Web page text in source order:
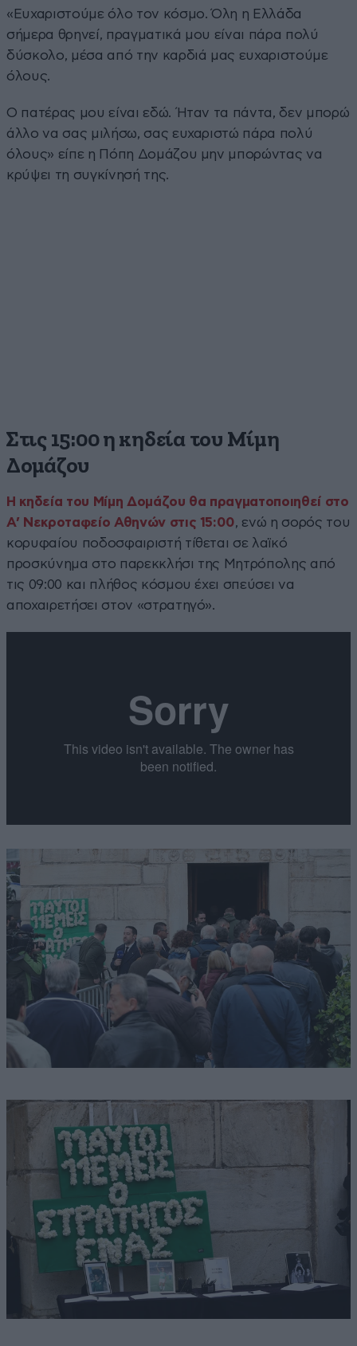
«Ευχαριστούμε όλο τον κόσμο. Όλη η Ελλάδα
σήμερα θρηνεί, πραγματικά μου είναι πάρα πολύ
δύσκολο, μέσα από την καρδιά μας ευχαριστούμε
όλους.
Ο πατέρας μου είναι εδώ. Ήταν τα πάντα, δεν μπορώ
άλλο να σας μιλήσω, σας ευχαριστώ πάρα πολύ
όλους» είπε η Πόπη Δομάζου μην μπορώντας να
κρύψει τη συγκίνησή της.
Στις 15:00 η κηδεία του Μίμη
Δομάζου
Η κηδεία του Μίμη Δομάζου θα πραγματοποιηθεί στο
Α’ Νεκροταφείο Αθηνών στις 15:00, ενώ η σορός του
κορυφαίου ποδοσφαιριστή τίθεται σε λαϊκό
προσκύνημα στο παρεκκλήσι της Μητρόπολης από
τις 09:00 και πλήθος κόσμου έχει σπεύσει να
αποχαιρετήσει στον «στρατηγό».